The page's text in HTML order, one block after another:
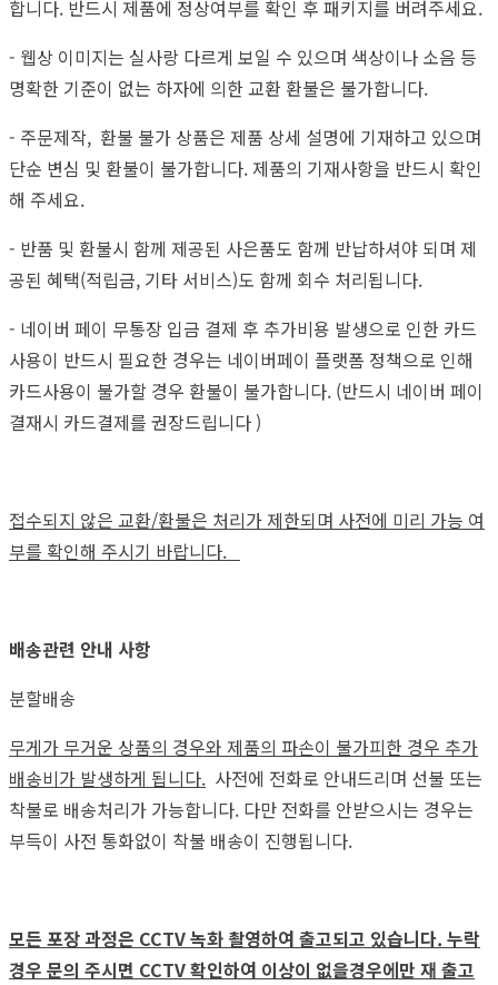
합니다. 반드시 제품에 정상여부를 확인 후 패키지를 버려주세요.
- 웹상 이미지는 실사랑 다르게 보일 수 있으며 색상이나 소음 등
명확한 기준이 없는 하자에 의한 교환 환불은 불가합니다.
- 주문제작, 환불 불가 상품은 제품 상세 설명에 기재하고 있으며
단순 변심 및 환불이 불가합니다. 제품의 기재사항을 반드시 확인
해 주세요.
- 반품 및 환불시 함께 제공된 사은품도 함께 반납하셔야 되며 제
공된 혜택(적립금, 기타 서비스)도 함께 회수 처리됩니다.
- 네이버 페이 무통장 입금 결제 후 추가비용 발생으로 인한 카드
사용이 반드시 필요한 경우는 네이버페이 플랫폼 정책으로 인해
카드사용이 불가할 경우 환불이 불가합니다. (반드시 네이버 페이
결재시 카드결제를 권장드립니다 )
접수되지 않은 교환/환불은 처리가 제한되며 사전에 미리 가능 여
부를 확인해 주시기 바랍니다.
배송관련 안내 사항
분할배송
무게가 무거운 상품의 경우와 제품의 파손이 불가피한 경우 추가
배송비가 발생하게 됩니다. 사전에 전화로 안내드리며 선불 또는
착불로 배송처리가 가능합니다. 다만 전화를 안받으시는 경우는
부득이 사전 통화없이 착불 배송이 진행됩니다.
모든 포장 과정은 CCTV 녹화 촬영하여 출고되고 있습니다. 누락
경우 문의 주시면 CCTV 확인하여 이상이 없을경우에만 재 출고